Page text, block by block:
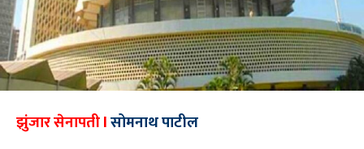
झुंजार सेनापती lसोमनाथ पाटील